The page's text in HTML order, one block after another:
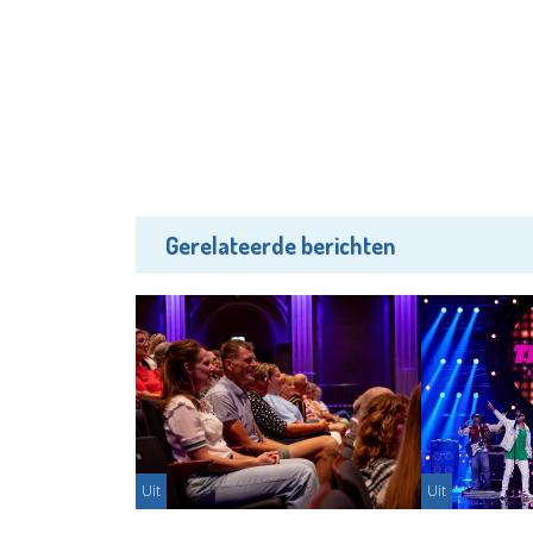
Gerelateerde berichten
Uit Uit